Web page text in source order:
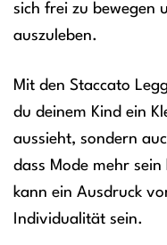
sich frei zu bewegen
auszuleben.
Mit den Staccato
du deinem Kind ein
aussieht, sondern
dass Mode mehr
kann ein Ausdruck
Individualität sein.